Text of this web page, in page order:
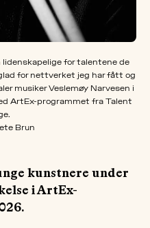
for talentene de
for nettverket jeg har fått og
musiker Veslemøy Narvesen i
ArtEx-programmet fra Talent
Brun
kunstnere under
i ArtEx-